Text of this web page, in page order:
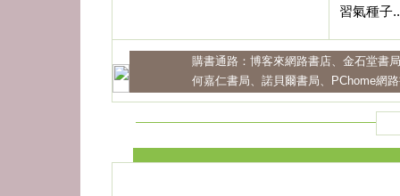
習氣種子
購書通路： 博客來網路書店、 金石堂書局
何嘉仁書局、 諾貝爾書局、 PChome網